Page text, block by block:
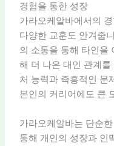
경험을 통한 성장
가라오케알바에서의
다양한 교훈도 안겨줍
의 소통을 통해 타인을
해 더 나은 대인 관계
처 능력과 즉흥적인 문
본인의 커리어에도 큰
가라오케알바는 단순
통해 개인의 성장과 인